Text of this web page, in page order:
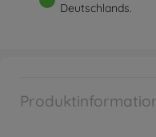
Deutschlands.